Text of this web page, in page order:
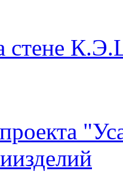
стене